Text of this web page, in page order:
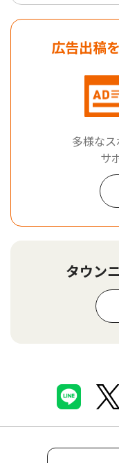
広告出稿
多様な
サ
タウン